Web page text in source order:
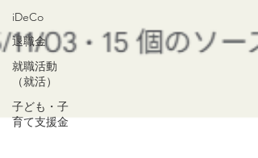
iDeCo
退職金
就職活動
（就活）
子ども・子
育て支援金